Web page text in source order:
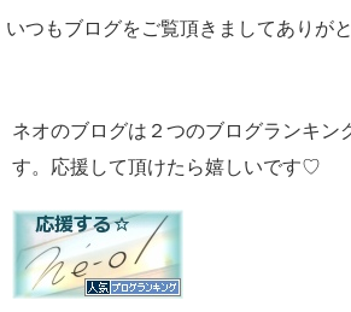
いつもブログをご覧頂きましてありが
ネオのブログは２つのブログランキン
す。応援して頂けたら嬉しいです♡